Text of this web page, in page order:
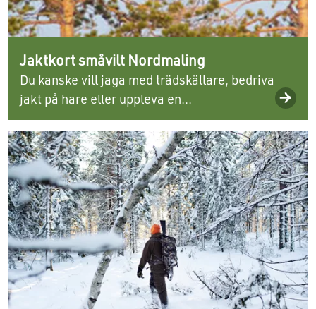
Jaktkort småvilt Nordmaling
Du kanske vill jaga med trädskällare, bedriva
jakt på hare eller uppleva en...